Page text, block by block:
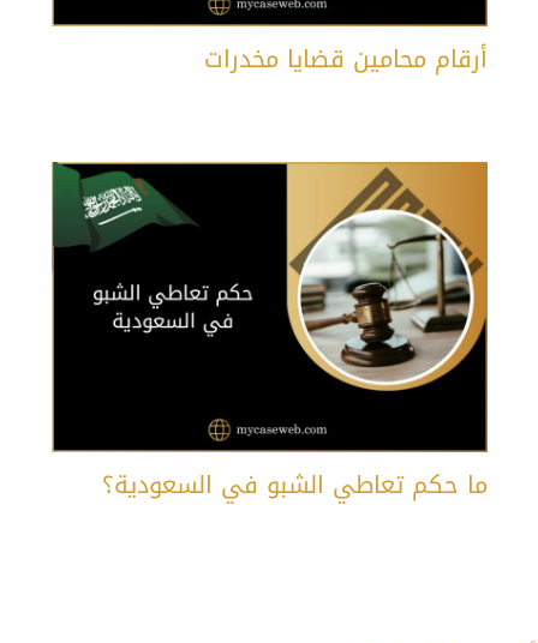
أرقام محامين قضايا مخدرات
ما حكم تعاطي الشبو في السعودية؟